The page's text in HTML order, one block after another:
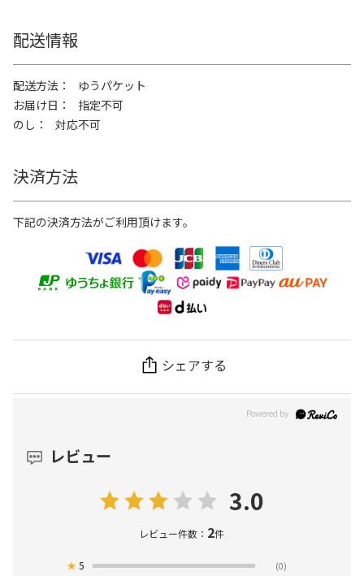
配送情報
配送方法
ゆうパケット
お届け日
指定不可
のし
対応不可
決済方法
下記の決済方法がご利用頂けます。
シェアする
レビュー
3.0
レビュー件数： 2件
★5 (0)